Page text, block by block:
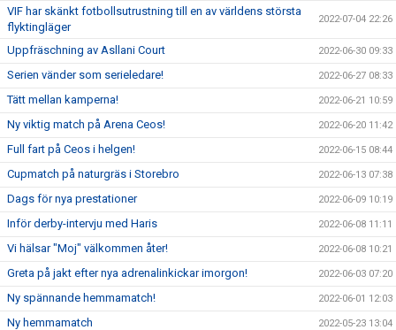
VIF har skänkt fotbollsutrustning till en av världens största
flyktingläger
2022-07-04 22:26
Uppfräschning av Asllani Court 2022-06-30 09:33
Serien vänder som serieledare! 2022-06-27 08:33
Tätt mellan kamperna! 2022-06-21 10:59
Ny viktig match på Arena Ceos! 2022-06-20 11:42
Full fart på Ceos i helgen! 2022-06-15 08:44
Cupmatch på naturgräs i Storebro 2022-06-13 07:38
Dags för nya prestationer 2022-06-09 10:19
Inför derby-intervju med Haris 2022-06-08 11:11
Vi hälsar "Moj" välkommen åter! 2022-06-08 10:21
Greta på jakt efter nya adrenalinkickar imorgon! 2022-06-03 07:20
Ny spännande hemmamatch! 2022-06-01 12:03
Ny hemmamatch 2022-05-23 13:04